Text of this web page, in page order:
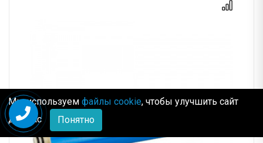
Мы используем файлы cookie, чтобы улучшить сайт
для Вас
Понятно